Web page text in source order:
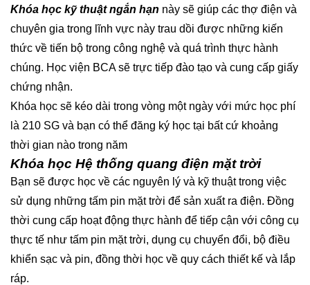
Khóa học kỹ thuật ngắn hạn này sẽ giúp các thợ điện và
chuyên gia trong lĩnh vực này trau dồi được những kiến
thức về tiến bộ trong công nghệ và quá trình thực hành
chúng. Học viện BCA sẽ trực tiếp đào tạo và cung cấp giấy
chứng nhận.
Khóa học sẽ kéo dài trong vòng một ngày với mức học phí
là 210 SG và bạn có thể đăng ký học tại bất cứ khoảng
thời gian nào trong năm
Khóa học Hệ thống quang điện mặt trời
Bạn sẽ được học về các nguyên lý và kỹ thuật trong việc
sử dụng những tấm pin mặt trời để sản xuất ra điện. Đồng
thời cung cấp hoạt động thực hành để tiếp cận với công cụ
thực tế như tấm pin mặt trời, dụng cụ chuyển đổi, bộ điều
khiển sạc và pin, đồng thời học về quy cách thiết kế và lắp
ráp.